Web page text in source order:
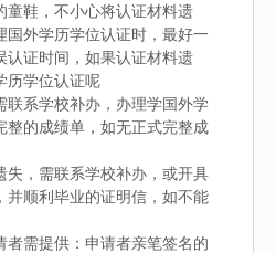
鞋，不小心将认证材料遗
国外学历学位认证时，最好一
认证时间，如果认证材料遗
历学位认证呢
系学校补办，办理学国外学
整的成绩单，如无正式完整成
，需联系学校补办，或开具
并顺利毕业的证明信，如不能
需提供：申请者亲笔签名的